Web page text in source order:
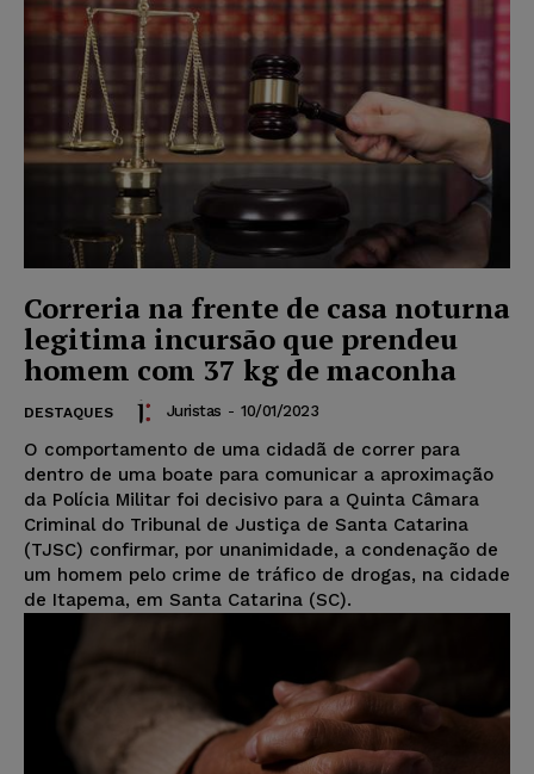
Correria na frente de casa noturna
legitima incursão que prendeu
homem com 37 kg de maconha
DESTAQUES Juristas - 10/01/2023
O comportamento de uma cidadã de correr para
dentro de uma boate para comunicar a aproximação
da Polícia Militar foi decisivo para a Quinta Câmara
Criminal do Tribunal de Justiça de Santa Catarina
(TJSC) confirmar, por unanimidade, a condenação de
um homem pelo crime de tráfico de drogas, na cidade
de Itapema, em Santa Catarina (SC).